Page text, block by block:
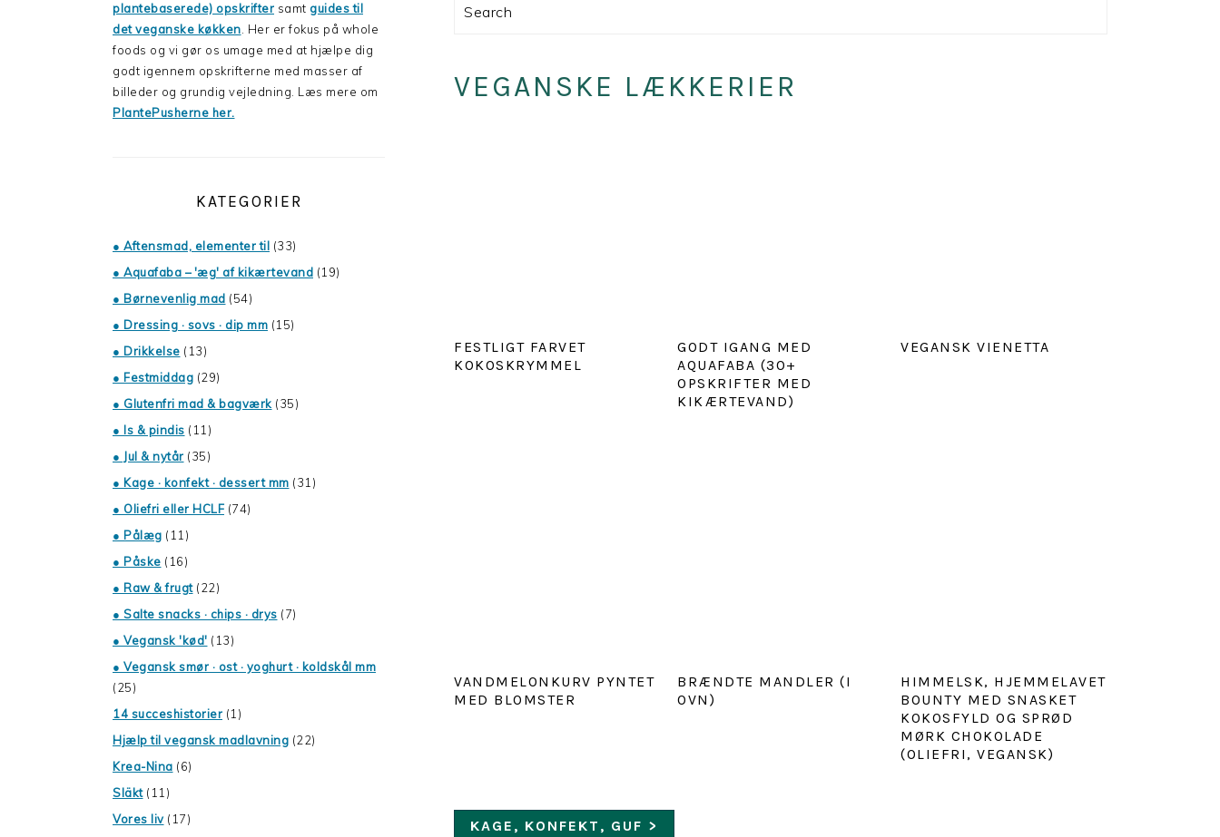
Search
VEGANSKE LÆKKERIER
FESTLIGT FARVET
KOKOSKRYMMEL
GODT IGANG MED
AQUAFABA (30+
OPSKRIFTER MED
KIKÆRTEVAND)
VEGANSK VIENETTA
VANDMELONKURV PYNTET
MED BLOMSTER
BRÆNDTE MANDLER (I
OVN)
HIMMELSK, HJEMMELAVET
BOUNTY MED SNASKET
KOKOSFYLD OG SPRØD
MØRK CHOKOLADE
(OLIEFRI, VEGANSK)
KAGE, KONFEKT, GUF >
plantebaserede) opskrifter samt guides til
det veganske køkken . Her er fokus på whole
foods og vi gør os umage med at hjælpe dig
godt igennem opskrifterne med masser af
billeder og grundig vejledning. Læs mere om
PlantePusherne her.
KATEGORIER
● Aftensmad, elementer til (33)
● Aquafaba – 'æg' af kikærtevand (19)
● Børnevenlig mad (54)
● Dressing · sovs · dip mm (15)
● Drikkelse (13)
● Festmiddag (29)
● Glutenfri mad & bagværk (35)
● Is & pindis (11)
● Jul & nytår (35)
● Kage · konfekt · dessert mm (31)
● Oliefri eller HCLF (74)
● Pålæg (11)
● Påske (16)
● Raw & frugt(22)
● Salte snacks · chips · drys (7)
● Vegansk 'kød' (13)
● Vegansk smør · ost · yoghurt · koldskål mm
(25)
14 succeshistorier (1)
Hjælp til vegansk madlavning (22)
Krea-Nina (6)
Släkt(11)
Vores liv(17)